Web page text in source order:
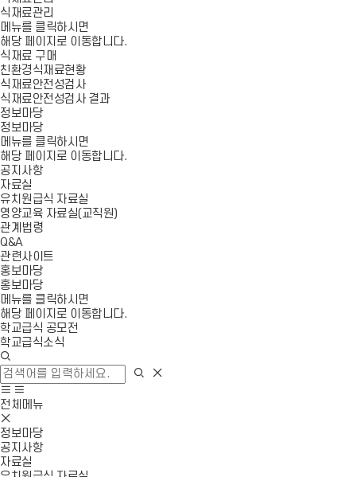
식재료관리
메뉴를 클릭하시면
해당 페이지로 이동합니다.
식재료 구매
친환경식재료현황
식재료안전성검사
식재료안전성검사 결과
정보마당
정보마당
메뉴를 클릭하시면
해당 페이지로 이동합니다.
공지사항
자료실
유치원급식 자료실
영양교육 자료실(교직원)
관계법령
Q&A
관련사이트
홍보마당
홍보마당
메뉴를 클릭하시면
해당 페이지로 이동합니다.
학교급식 공모전
학교급식소식
검
색
창
열
기
검 검
사
이
트
맵
이
동
모
바
메
뉴
열
전체메뉴
모
바
일
메
정보마당
공지사항
자료실